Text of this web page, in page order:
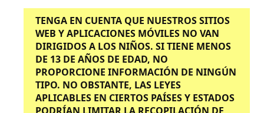
TENGA EN CUENTA QUE NUESTROS SITIOS
WEB Y APLICACIONES MÓVILES NO VAN
DIRIGIDOS A LOS NIÑOS. SI TIENE MENOS
DE 13 DE AÑOS DE EDAD, NO
PROPORCIONE INFORMACIÓN DE NINGÚN
TIPO. NO OBSTANTE, LAS LEYES
APLICABLES EN CIERTOS PAÍSES Y ESTADOS